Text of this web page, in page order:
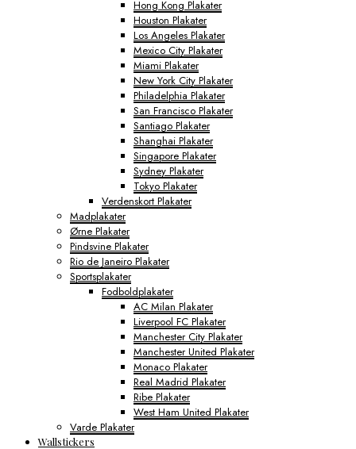
Hong Kong Plakater
Houston Plakater
Los Angeles Plakater
Mexico City Plakater
Miami Plakater
New York City Plakater
Philadelphia Plakater
San Francisco Plakater
Santiago Plakater
Shanghai Plakater
Singapore Plakater
Sydney Plakater
Tokyo Plakater
Verdenskort Plakater
Madplakater
Ørne Plakater
Pindsvine Plakater
Rio de Janeiro Plakater
Sportsplakater
Fodboldplakater
AC Milan Plakater
Liverpool FC Plakater
Manchester City Plakater
Manchester United Plakater
Monaco Plakater
Real Madrid Plakater
Ribe Plakater
West Ham United Plakater
Varde Plakater
Wallstickers